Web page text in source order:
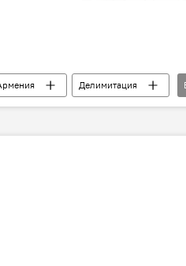
Делимитация
США
Интересы